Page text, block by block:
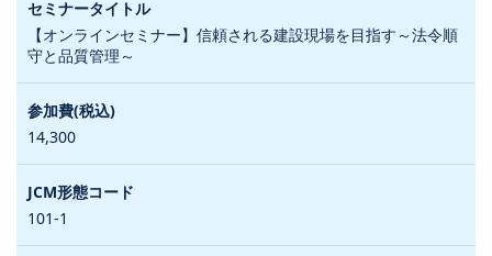
【オンラインセミナー】信頼される建設現場を目指す～法令順
守と品質管理～
14,300
101-1